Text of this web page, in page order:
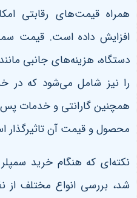
همراه قیمت‌های رقابتی
افزایش داده است. قیمت
دستگاه، هزینه‌های جانبی
را نیز شامل می‌شود که در
همچنین گارانتی و خدمات پس
محصول و قیمت آن تاثیرگذار
نکته‌ای که هنگام خرید
شد، بررسی انواع مختلف از